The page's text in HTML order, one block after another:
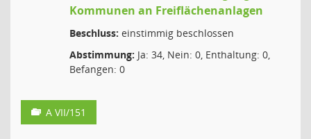
Kommunen an Freiflächenanlagen
Beschluss: einstimmig beschlossen
Abstimmung: Ja: 34, Nein: 0, Enthaltung: 0,
Befangen: 0
A VII/151